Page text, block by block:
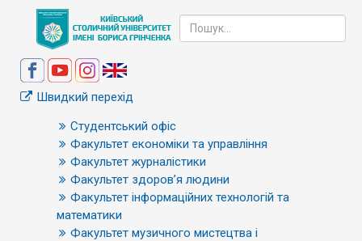
Швидкий перехід
Студентський офіс
Факультет економіки та управління
Факультет журналістики
Факультет здоров’я людини
Факультет інформаційних технологій та
математики
Факультет музичного мистецтва і